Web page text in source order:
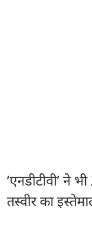
‘एनडीटीवी’ ने
तस्वीर का